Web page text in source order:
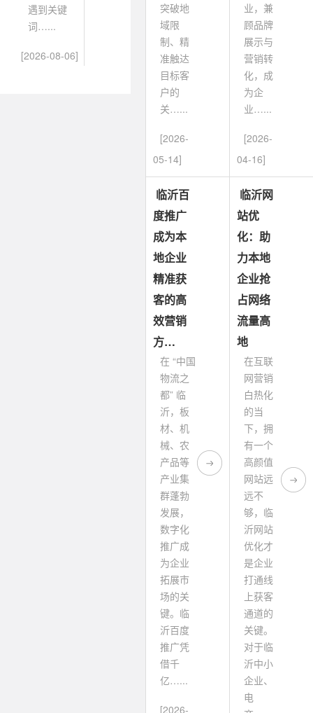
遇到关键
词…...
[2026-08-06]
突破地
域限
制、精
准触达
目标客
户的
关…...
[2026-
05-14]
业，兼
顾品牌
展示与
营销转
化，成
为企
业…...
[2026-
04-16]
临沂百
度推广
成为本
地企业
精准获
客的高
效营销
方…
在 “中国
物流之
都” 临
沂，板
材、机
械、农
产品等
产业集
群蓬勃
发展，
数字化
推广成
为企业
拓展市
场的关
键。临
沂百度
推广凭
借千
亿…...
[2026-
临沂网
站优
化：助
力本地
企业抢
占网络
流量高
地
在互联
网营销
白热化
的当
下，拥
有一个
高颜值
网站远
远不
够，临
沂网站
优化才
是企业
打通线
上获客
通道的
关键。
对于临
沂中小
企业、
电